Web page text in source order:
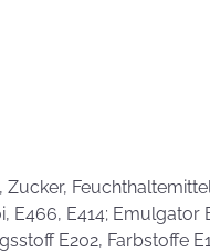
E466, E414; Emulgator
E202, Farbstoffe